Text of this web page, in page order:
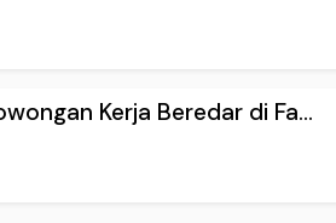
Kerja Beredar di Fa...